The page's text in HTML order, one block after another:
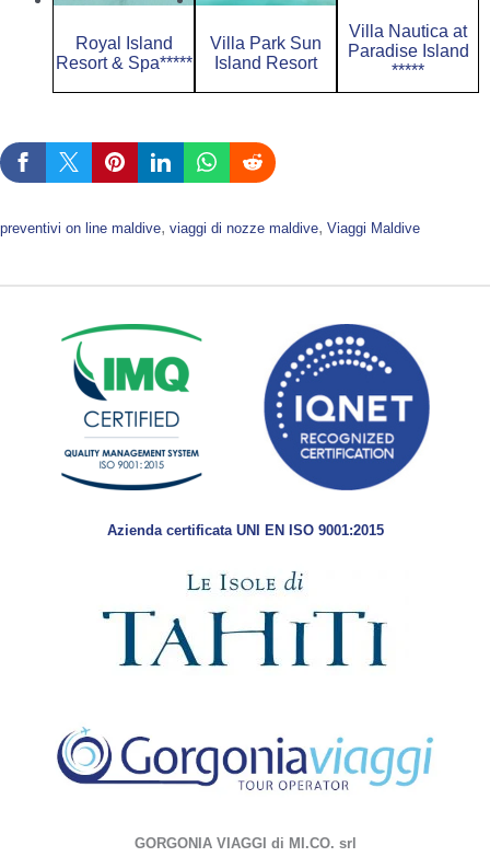
Royal Island
Resort & Spa*****
Villa Park Sun
Island Resort
Villa Nautica at
Paradise Island
*****
preventivi on line maldive, viaggi di nozze maldive, Viaggi Maldive
Azienda certificata UNI EN ISO 9001:2015
GORGONIA VIAGGI di MI.CO. srl